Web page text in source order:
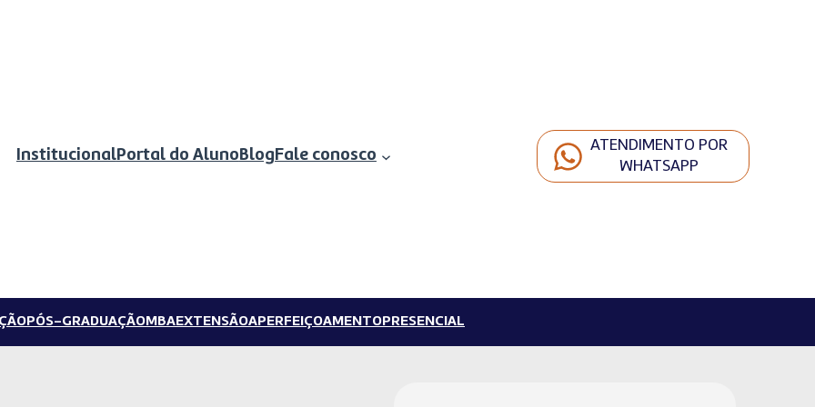
InstitucionalPortal do AlunoBlogFale conosco
ATENDIMENTO POR
WHATSAPP
PÓS-GRADUAÇÃOMBAEXTENSÃOAPERFEIÇOAMENTOPRESENCIAL